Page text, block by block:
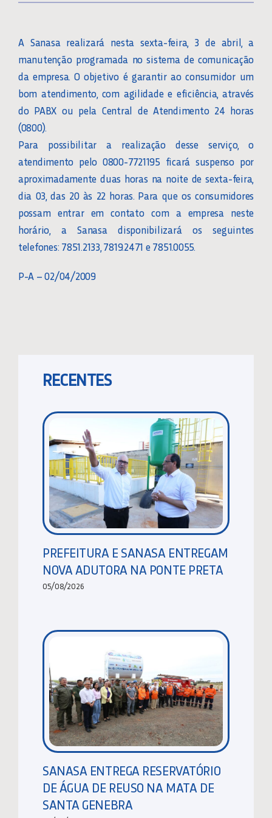
A Sanasa realizará nesta sexta-feira, 3 de abril, a
manutenção programada no sistema de comunicação
da empresa. O objetivo é garantir ao consumidor um
bom atendimento, com agilidade e eficiência, através
do PABX ou pela Central de Atendimento 24 horas
(0800).
Para possibilitar a realização desse serviço, o
atendimento pelo 0800-7721195 ficará suspenso por
aproximadamente duas horas na noite de sexta-feira,
dia 03, das 20 às 22 horas. Para que os consumidores
possam entrar em contato com a empresa neste
horário, a Sanasa disponibilizará os seguintes
telefones: 7851.2133, 7819.2471 e 7851.0055.
P-A – 02/04/2009
RECENTES
PREFEITURA E SANASA ENTREGAM
NOVA ADUTORA NA PONTE PRETA
05/08/2026
SANASA ENTREGA RESERVATÓRIO
DE ÁGUA DE REUSO NA MATA DE
SANTA GENEBRA